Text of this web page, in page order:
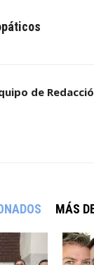
de
MÁS